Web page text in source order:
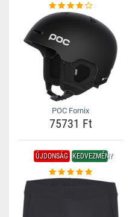
POC Fornix
75731 Ft
ÚJDONSÁG KEDVEZMÉNY